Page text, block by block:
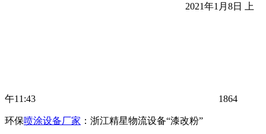
2021年1月8日 上
午11:43 1864
环保喷涂设备厂家 ：浙江精星物流设备“漆改粉”